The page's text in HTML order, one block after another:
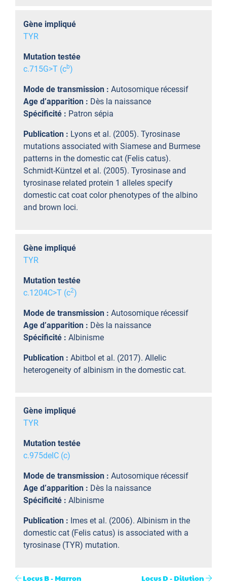
Gène impliqué
TYR
Mutation testée
c.715G>T (cb)
Mode de transmission : Autosomique récessif
Age d’apparition : Dès la naissance
Spécificité : Patron sépia
Publication : Lyons et al. (2005). Tyrosinase
mutations associated with Siamese and Burmese
patterns in the domestic cat (Felis catus).
Schmidt-Küntzel et al. (2005). Tyrosinase and
tyrosinase related protein 1 alleles specify
domestic cat coat color phenotypes of the albino
and brown loci.
Gène impliqué
TYR
Mutation testée
c.1204C>T (c2)
Mode de transmission : Autosomique récessif
Age d’apparition : Dès la naissance
Spécificité : Albinisme
Publication : Abitbol et al. (2017). Allelic
heterogeneity of albinism in the domestic cat.
Gène impliqué
TYR
Mutation testée
c.975delC (c)
Mode de transmission : Autosomique récessif
Age d’apparition : Dès la naissance
Spécificité : Albinisme
Publication : Imes et al. (2006). Albinism in the
domestic cat (Felis catus) is associated with a
tyrosinase (TYR) mutation.
Locus B - Marron Locus D - Dilution